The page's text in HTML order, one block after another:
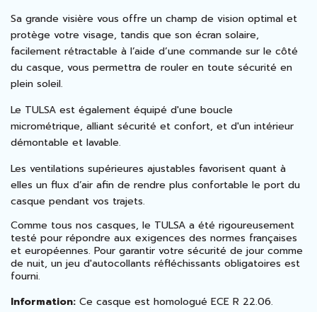
Sa grande visière vous offre un champ de vision optimal et
protège votre visage, tandis que son écran solaire,
facilement rétractable à l’aide d’une commande sur le côté
du casque, vous permettra de rouler en toute sécurité en
plein soleil.
Le TULSA est également équipé d'une boucle
micrométrique, alliant sécurité et confort, et d'un intérieur
démontable et lavable.
Les ventilations supérieures ajustables favorisent quant à
elles un flux d’air afin de rendre plus confortable le port du
casque pendant vos trajets.
Comme tous nos casques, le TULSA a été rigoureusement
testé pour répondre aux exigences des normes françaises
et européennes. Pour garantir votre sécurité de jour comme
de nuit, un jeu d'autocollants réfléchissants obligatoires est
fourni.
Information: Ce casque est homologué ECE R 22.06.